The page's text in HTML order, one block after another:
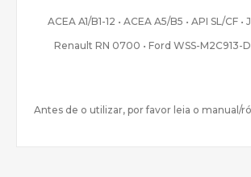
ACEA A1/B1-12 • ACEA A5/B5 • API SL/CF
Renault RN 0700 • Ford WSS-M2C913-
Antes de o utilizar, por favor leia o manual/